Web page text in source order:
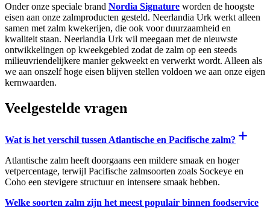
Onder onze speciale brand Nordia Signature worden de hoogste
eisen aan onze zalmproducten gesteld. Neerlandia Urk werkt alleen
samen met zalm kwekerijen, die ook voor duurzaamheid en
kwaliteit staan. Neerlandia Urk wil meegaan met de nieuwste
ontwikkelingen op kweekgebied zodat de zalm op een steeds
milieuvriendelijkere manier gekweekt en verwerkt wordt. Alleen als
we aan onszelf hoge eisen blijven stellen voldoen we aan onze eigen
kernwaarden.
Veelgestelde vragen
Wat is het verschil tussen Atlantische en Pacifische zalm?
Atlantische zalm heeft doorgaans een mildere smaak en hoger
vetpercentage, terwijl Pacifische zalmsoorten zoals Sockeye en
Coho een stevigere structuur en intensere smaak hebben.
Welke soorten zalm zijn het meest populair binnen foodservice